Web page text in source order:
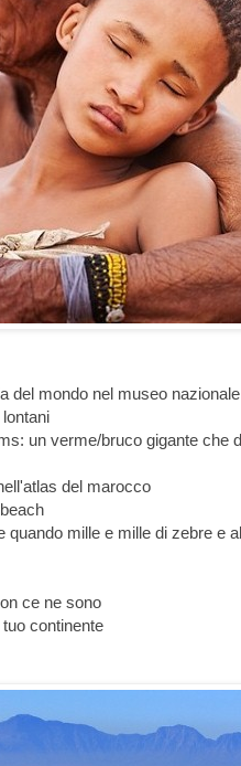
del mondo nel museo
un verme/bruco gigante che
del marocco
mille e mille di zebre e
ce ne sono
continente